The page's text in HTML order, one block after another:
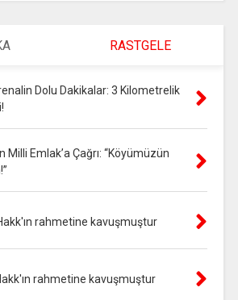
RASTGELE
Dolu Dakikalar: 3 Kilometrelik
Milli Emlak’a Çağrı: “Köyümüzün
rahmetine kavuşmuştur
rahmetine kavuşmuştur